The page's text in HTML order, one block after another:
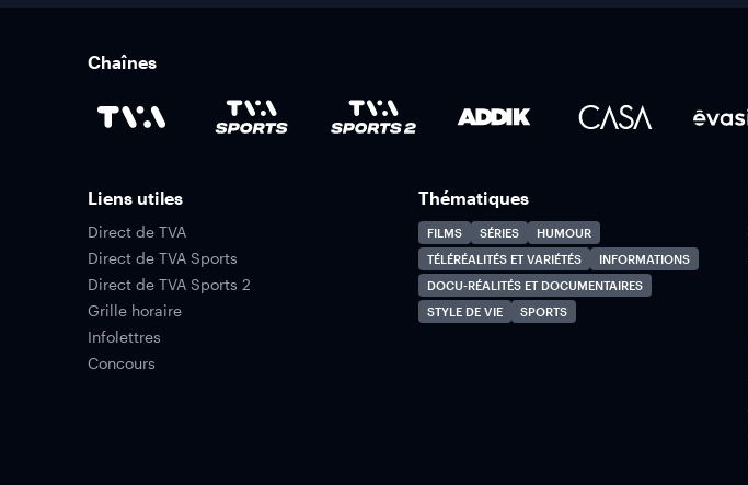
Chaînes
Liens utiles
Direct de TVA
Direct de TVA Sports
Direct de TVA Sports 2
Grille horaire
Infolettres
Concours
Thématiques
FILMS SÉRIES
HUMOUR
TÉLÉRÉALITÉS ET VARIÉTÉS
INFORMATIONS
DOCU-RÉALITÉS ET DOCUMENTAIRES
STYLE DE VIE
SPORTS